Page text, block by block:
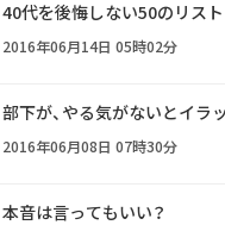
40代を後悔しない50のリスト
2016年06月14日 05時02分
部下が、やる気がないとイラ
2016年06月08日 07時30分
本音は言ってもいい？